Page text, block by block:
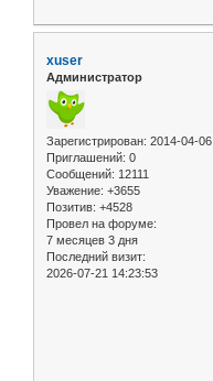
xuser
Администратор
Зарегистрирован: 2014-04-06
Приглашений: 0
Сообщений: 12111
Уважение: +3655
Позитив: +4528
Провел на форуме:
7 месяцев 3 дня
Последний визит:
2026-07-21 14:23:53